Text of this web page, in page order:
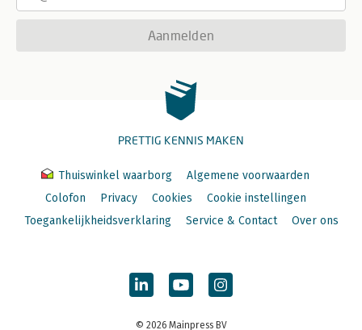
Aanmelden
PRETTIG KENNIS MAKEN
Thuiswinkel waarborg
Algemene voorwaarden
Colofon
Privacy Cookies
Cookie instellingen
Toegankelijkheidsverklaring
Service & Contact Over ons
© 2026 Mainpress BV